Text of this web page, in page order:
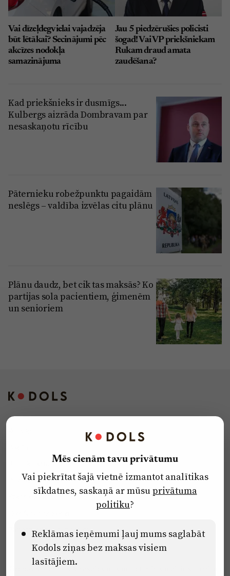
Vai dīzeļdegvielai vajadzēja
būt lētākai? Secinājumi pēc
akcīzes nodokļa
samazinājuma
Jau 5 piedzērušies policisti
šogad! Vai VP priekšniekam
Rukam draud amata
zaudēšana?
Kad priekšnieks ir dusmīgs...
Kulbergs aizrāda Dombravam par
nesaskaņotu rīcību
Pāternieku robežpunktu pagaidām
neslēgs – valdība izvēlas citu plānu
Plānu daudz, bet cik tas maksās? Ko
partijas sola pacientiem, ģimenēm
un senioriem
Privātuma politika
Ētikas kodekss
Pārredzamības paziņojumi
Eiropas Savienības Atveseļošanas un noturības mehānisma plāna
Mēs cienām tavu privātumu
Vai piekrītat šajā vietnē izmantot analītikas
sīkdatnes, saskaņā ar mūsuprivātuma
politiku?
Reklāmas ieņēmumi ļauj mums saglabāt
Kodols ziņas bez maksas visiem
lasītājiem.